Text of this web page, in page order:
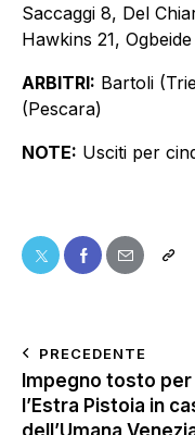
Saccaggi 8, Del
Hawkins 21,
ARBITRI: Bartoli
(Pescara)
NOTE: Usciti per
PRECEDENTE
Impegno tosto per
l’Estra Pistoia in
dell’Umana